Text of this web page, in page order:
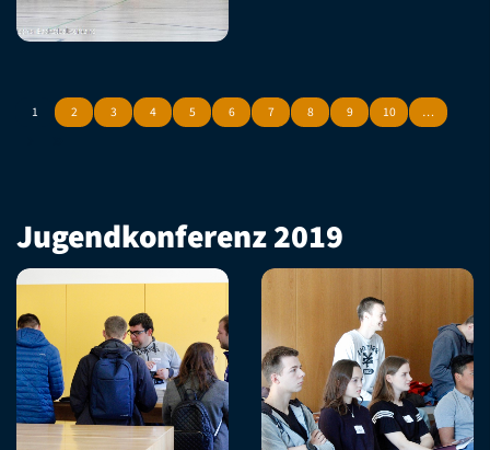
1 2 3 4 5 6 7 8 9 10 …
Jugendkonferenz 2019